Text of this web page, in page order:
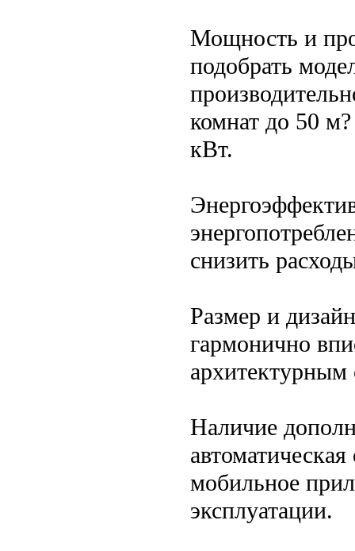
Мощность и
подобрать
комнат до 50
кВт.
снизить
Размер и
гармонично
Наличие
мобильное
эксплуатации.